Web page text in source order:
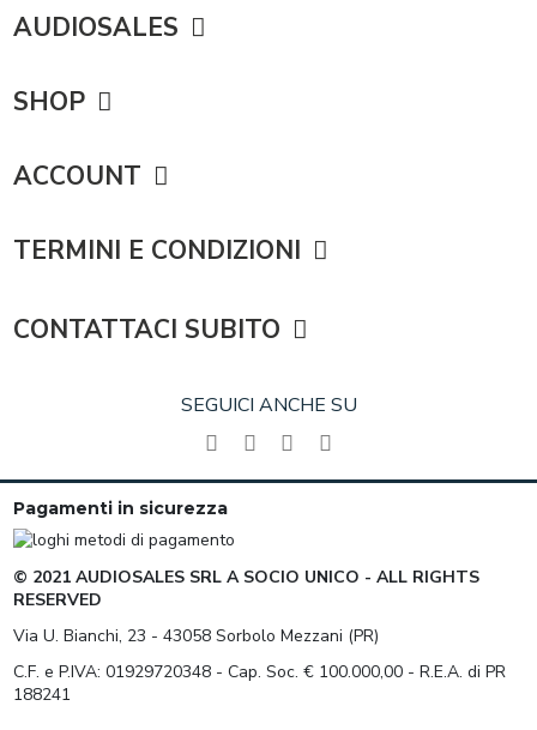
AUDIOSALES
SHOP
ACCOUNT
TERMINI E CONDIZIONI
CONTATTACI SUBITO
SEGUICI ANCHE SU
Pagamenti in sicurezza
© 2021 AUDIOSALES SRL A SOCIO UNICO - ALL RIGHTS
RESERVED
Via U. Bianchi, 23 - 43058 Sorbolo Mezzani (PR)
C.F. e P.IVA: 01929720348 - Cap. Soc. € 100.000,00 - R.E.A. di PR
188241